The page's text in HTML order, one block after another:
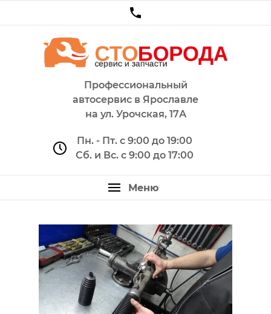
Профессиональный
автосервис в Ярославле
на ул. Урочская, 17А
Пн. - Пт. с 9:00 до 19:00
Сб. и Вс. с 9:00 до 17:00